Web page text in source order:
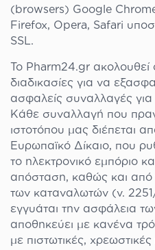
(browsers) Google
Firefox, Opera, Safari
SSL.
Το Pharm24.gr ακολουθεί
διαδικασίες για να
ασφαλείς συναλλαγές
Κάθε συναλλαγή που
ιστοτόπου μας διέπεται
Ευρωπαϊκό Δίκαιο, που
το ηλεκτρονικό εμπόριο
απόσταση, καθώς και από
των καταναλωτών (ν.
εγγυάται την ασφάλεια
αποθηκεύει με κανένα
με πιστωτικές,